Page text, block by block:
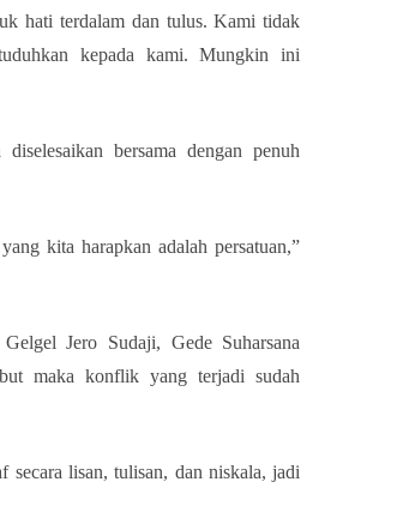
hati terdalam dan tulus. Kami tidak
kepada kami. Mungkin ini
bersama dengan penuh
kita harapkan adalah persatuan,”
Jero Sudaji, Gede Suharsana
maka konflik yang terjadi sudah
secara lisan, tulisan, dan niskala, jadi